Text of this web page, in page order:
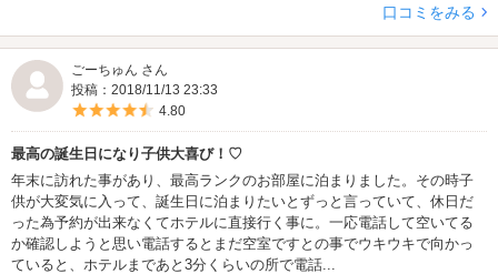
口コミをみる
ごーちゅん さん
投稿：2018/11/13 23:33
5つ星のうち4.5
4.80
最高の誕生日になり子供大喜び！♡
年末に訪れた事があり、最高ランクのお部屋に泊まりました。その時子
供が大変気に入って、誕生日に泊まりたいとずっと言っていて、休日だ
った為予約が出来なくてホテルに直接行く事に。一応電話して空いてる
か確認しようと思い電話するとまだ空室ですとの事でウキウキで向かっ
ていると、ホテルまであと3分くらいの所で電話...